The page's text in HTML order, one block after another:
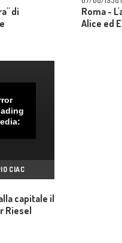
di
Roma -
Alice ed
CIAC
capitale il
Riesel